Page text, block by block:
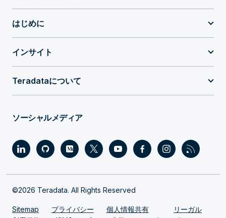
はじめに
インサイト
Teradataについて
ソーシャルメディア
©2026 Teradata. All Rights Reserved
Sitemap プライバシー 個人情報共有
リーガル